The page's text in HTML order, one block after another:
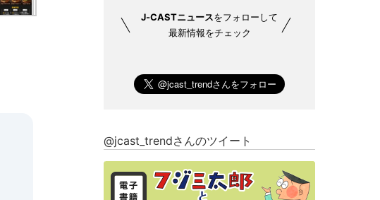
J-CASTニュースをフォローして
最新情報をチェック
@jcast_trendさんのツイート